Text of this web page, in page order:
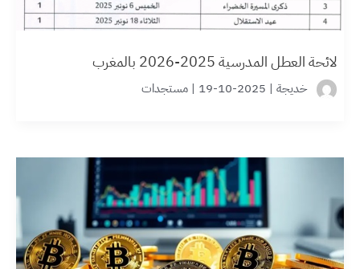
لائحة العطل المدرسية 2025-2026 بالمغرب
خديجة |
2025-10-19
|مستجدات